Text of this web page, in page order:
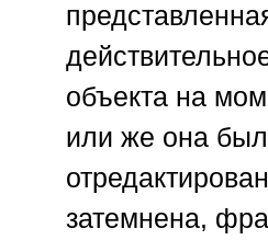
объекта на
или же она
затемнена,